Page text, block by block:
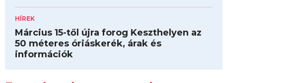
HÍREK
Március 15-től újra forog Keszthelyen az
50 méteres óriáskerék, árak és
információk